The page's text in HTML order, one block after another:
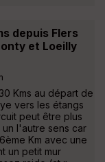
depuis Flers
et Loeilly
Kms au départ de
vers les étangs
peut être plus
l'autre sens car
Km avec une
un petit mur